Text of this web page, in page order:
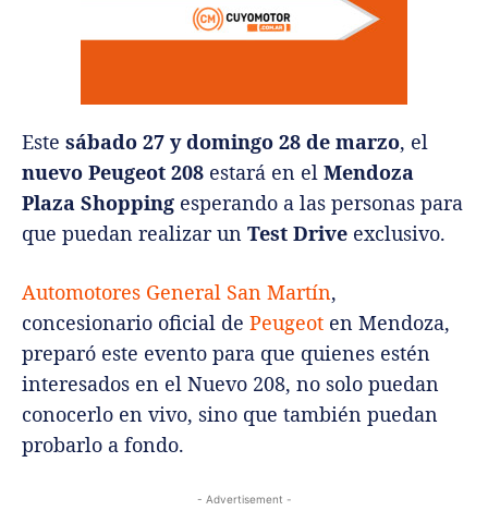
Este sábado 27 y domingo 28 de marzo, el
nuevo Peugeot 208 estará en el Mendoza
Plaza Shopping esperando a las personas para
que puedan realizar un Test Drive exclusivo.
Automotores General San Martín,
concesionario oficial de Peugeot en Mendoza,
preparó este evento para que quienes estén
interesados en el Nuevo 208, no solo puedan
conocerlo en vivo, sino que también puedan
probarlo a fondo.
- Advertisement -